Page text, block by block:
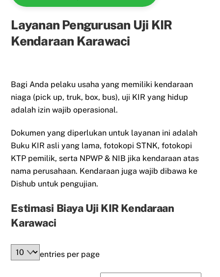
Layanan Pengurusan Uji KIR
Kendaraan Karawaci
Bagi Anda pelaku usaha yang memiliki kendaraan
niaga (pick up, truk, box, bus), uji KIR yang hidup
adalah izin wajib operasional.
Dokumen yang diperlukan untuk layanan ini adalah
Buku KIR asli yang lama, fotokopi STNK, fotokopi
KTP pemilik, serta NPWP & NIB jika kendaraan atas
nama perusahaan. Kendaraan juga wajib dibawa ke
Dishub untuk pengujian.
Estimasi Biaya Uji KIR Kendaraan
Karawaci
entries per page